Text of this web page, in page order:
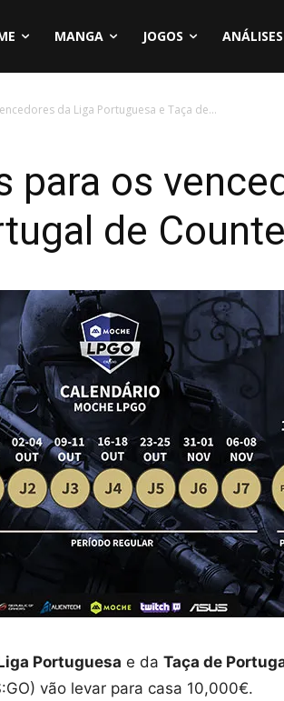
MANGA JOGOS ANÁLISES
da Liga Portuguesa e Taça de...
para os
de
Portuguesa e da Taça de
vão levar para casa 10,000€.